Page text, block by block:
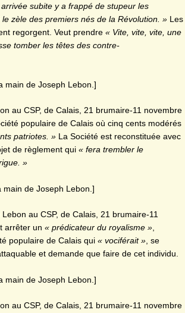
subite y a frappé de stupeur les
zèle des premiers nés de la Révolution. » Les
regorgent. Veut prendre « Vite, vite, vite, une
tomber les têtes des contre-
main de Joseph Lebon.]
au CSP, de Calais, 21 brumaire-11 novembre
populaire de Calais où cinq cents modérés
patriotes. » La Société est reconstituée avec
de règlement qui « fera trembler le
»
main de Joseph Lebon.]
au CSP, de Calais, 21 brumaire-11
arrêter un « prédicateur du royalisme »,
populaire de Calais qui « vociférait », se
et demande que faire de cet individu.
main de Joseph Lebon.]
au CSP, de Calais, 21 brumaire-11 novembre